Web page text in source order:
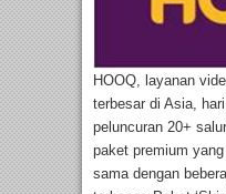
HOOQ, layanan
terbesar di Asia,
peluncuran 20+
paket premium
sama dengan